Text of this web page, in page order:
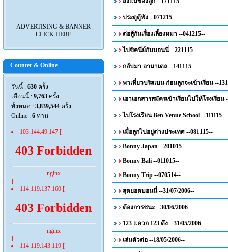
ADVERTISING & BANNER
CLICK HERE
Counter & Online
วันนี้ : 630 ครั้ง
เดือนนี้ : 9,763 ครั้ง
ทั้งหมด : 3,839,544 ครั้ง
Online : 6 ท่าน
103.144.49.147 [
403 Forbidden
nginx
]
114.119.137.160 [
403 Forbidden
nginx
]
114.119.143.119 [
ประตูตู้พัง --071215--
ต่อสู้กันเรื่องเลี้ยงหมา --041215--
ไปซิคนีย์กับบอนนี่ --221115--
กลับมา อามาเดล --141115--
พาเที่ยวบริสเบน ก่อนลูกจะเข้าเรียน --
เอาเอกสารสมัครเข้าเรียนไปให้โรงเรียน
ไปโรงเรียน Ben Venue School --111115--
เมื่อลูกไปอยู่ต่างประเทศ --081115--
Bonny Japan --201015--
Bonny Bali --011015--
Bonny Trip --070514--
สุดยอดบอนนี่ --31/07/2006--
ต้องการชนะ --30/06/2006--
123 แควก 123 ดึง --31/05/2006--
เล่นตัวต่อ --18/05/2006--